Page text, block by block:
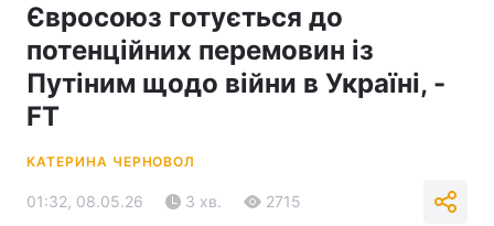
Євросоюз готується до
потенційних перемовин із
Путіним щодо війни в Україні, -
FT
КАТЕРИНА ЧЕРНОВОЛ
01:32, 08.05.26 3 хв. 2715